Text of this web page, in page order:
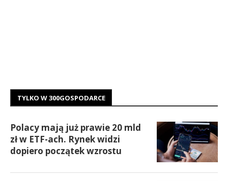
TYLKO W 300GOSPODARCE
Polacy mają już prawie 20 mld
zł w ETF-ach. Rynek widzi
dopiero początek wzrostu